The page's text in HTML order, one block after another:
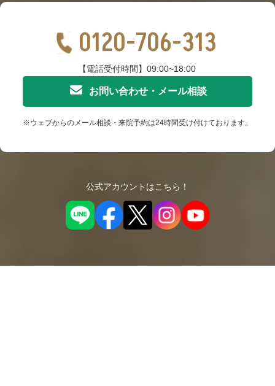
0120-706-313
【電話受付時間】09:00~18:00
お問い合わせ・メール相談
※ウェブからのメール相談・来院予約は24時間受け付けております。
公式アカウントはこちら！